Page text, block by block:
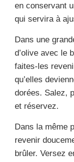
en conservant
qui servira à
Dans une
d’olive avec le
faites-les
qu’elles
dorées. Salez,
et réservez.
Dans la même
revenir
brûler. Versez